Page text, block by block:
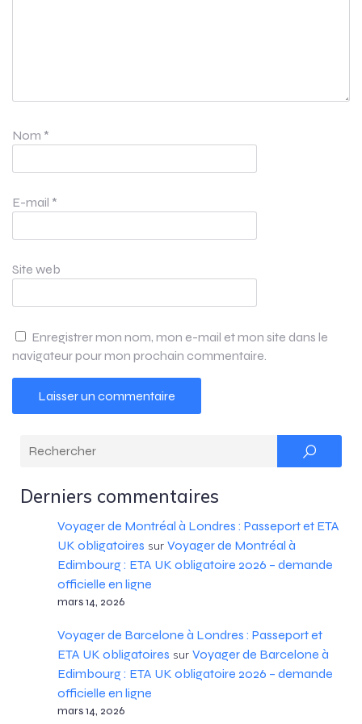
Nom *
E-mail *
Site web
Enregistrer mon nom, mon e-mail et mon site dans le
navigateur pour mon prochain commentaire.
Derniers commentaires
Voyager de Montréal à Londres : Passeport et ETA
UK obligatoires sur Voyager de Montréal à
Edimbourg : ETA UK obligatoire 2026 – demande
officielle en ligne
mars 14, 2026
Voyager de Barcelone à Londres : Passeport et
ETA UK obligatoires sur Voyager de Barcelone à
Edimbourg : ETA UK obligatoire 2026 – demande
officielle en ligne
mars 14, 2026